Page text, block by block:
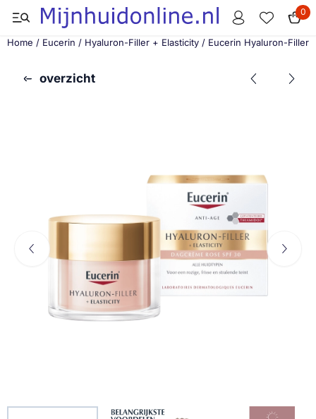
Cookievoorkeuren zijn momenteel gesloten. 0
Home / Eucerin / Hyaluron-Filler + Elasticity / Eucerin Hyaluron-Filler
overzicht